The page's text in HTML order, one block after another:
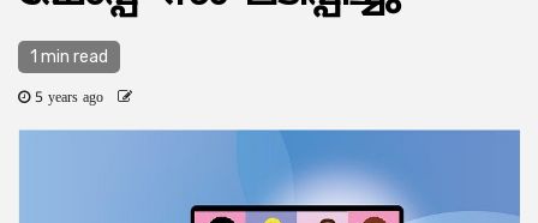
1 min read
5 years ago